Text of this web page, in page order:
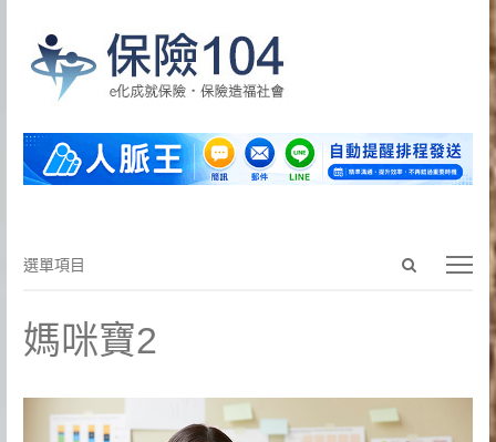
Open
search
選
目
選單項目
媽咪寶2